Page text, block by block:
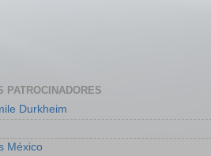
PATROCINADORES
Durkheim
México